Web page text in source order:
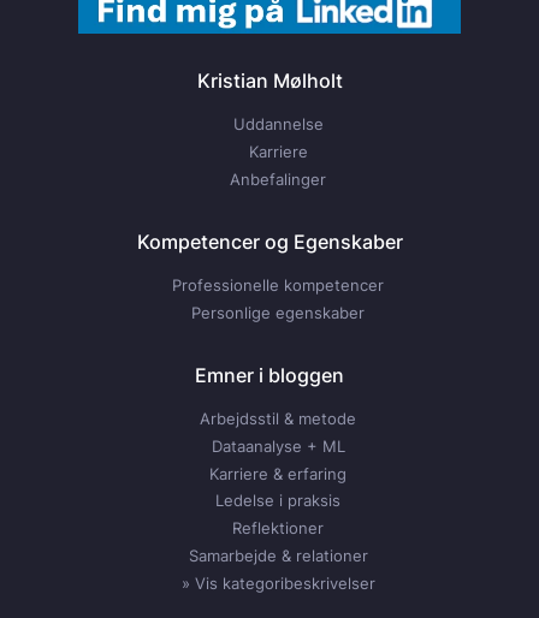
Kristian Mølholt
Uddannelse
Karriere
Anbefalinger
Kompetencer og Egenskaber
Professionelle kompetencer
Personlige egenskaber
Emner i bloggen
Arbejdsstil & metode
Dataanalyse + ML
Karriere & erfaring
Ledelse i praksis
Reflektioner
Samarbejde & relationer
» Vis kategoribeskrivelser